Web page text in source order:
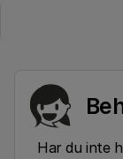
Har du inte